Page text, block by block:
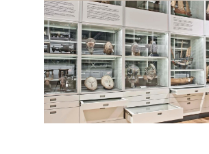
Зачем
открывать
хранение?